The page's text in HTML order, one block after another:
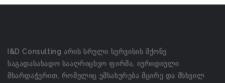
I&D Consulting არის სრული სერვისის მქონე
საგადასახადო სააღრიცხვო ფირმა, იურიდიული
მხარდაჭერით, რომელიც ემსახურება მცირე და მსხვილ